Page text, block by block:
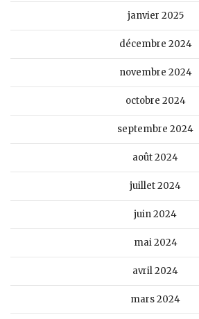
janvier 2025
décembre 2024
novembre 2024
octobre 2024
septembre 2024
août 2024
juillet 2024
juin 2024
mai 2024
avril 2024
mars 2024